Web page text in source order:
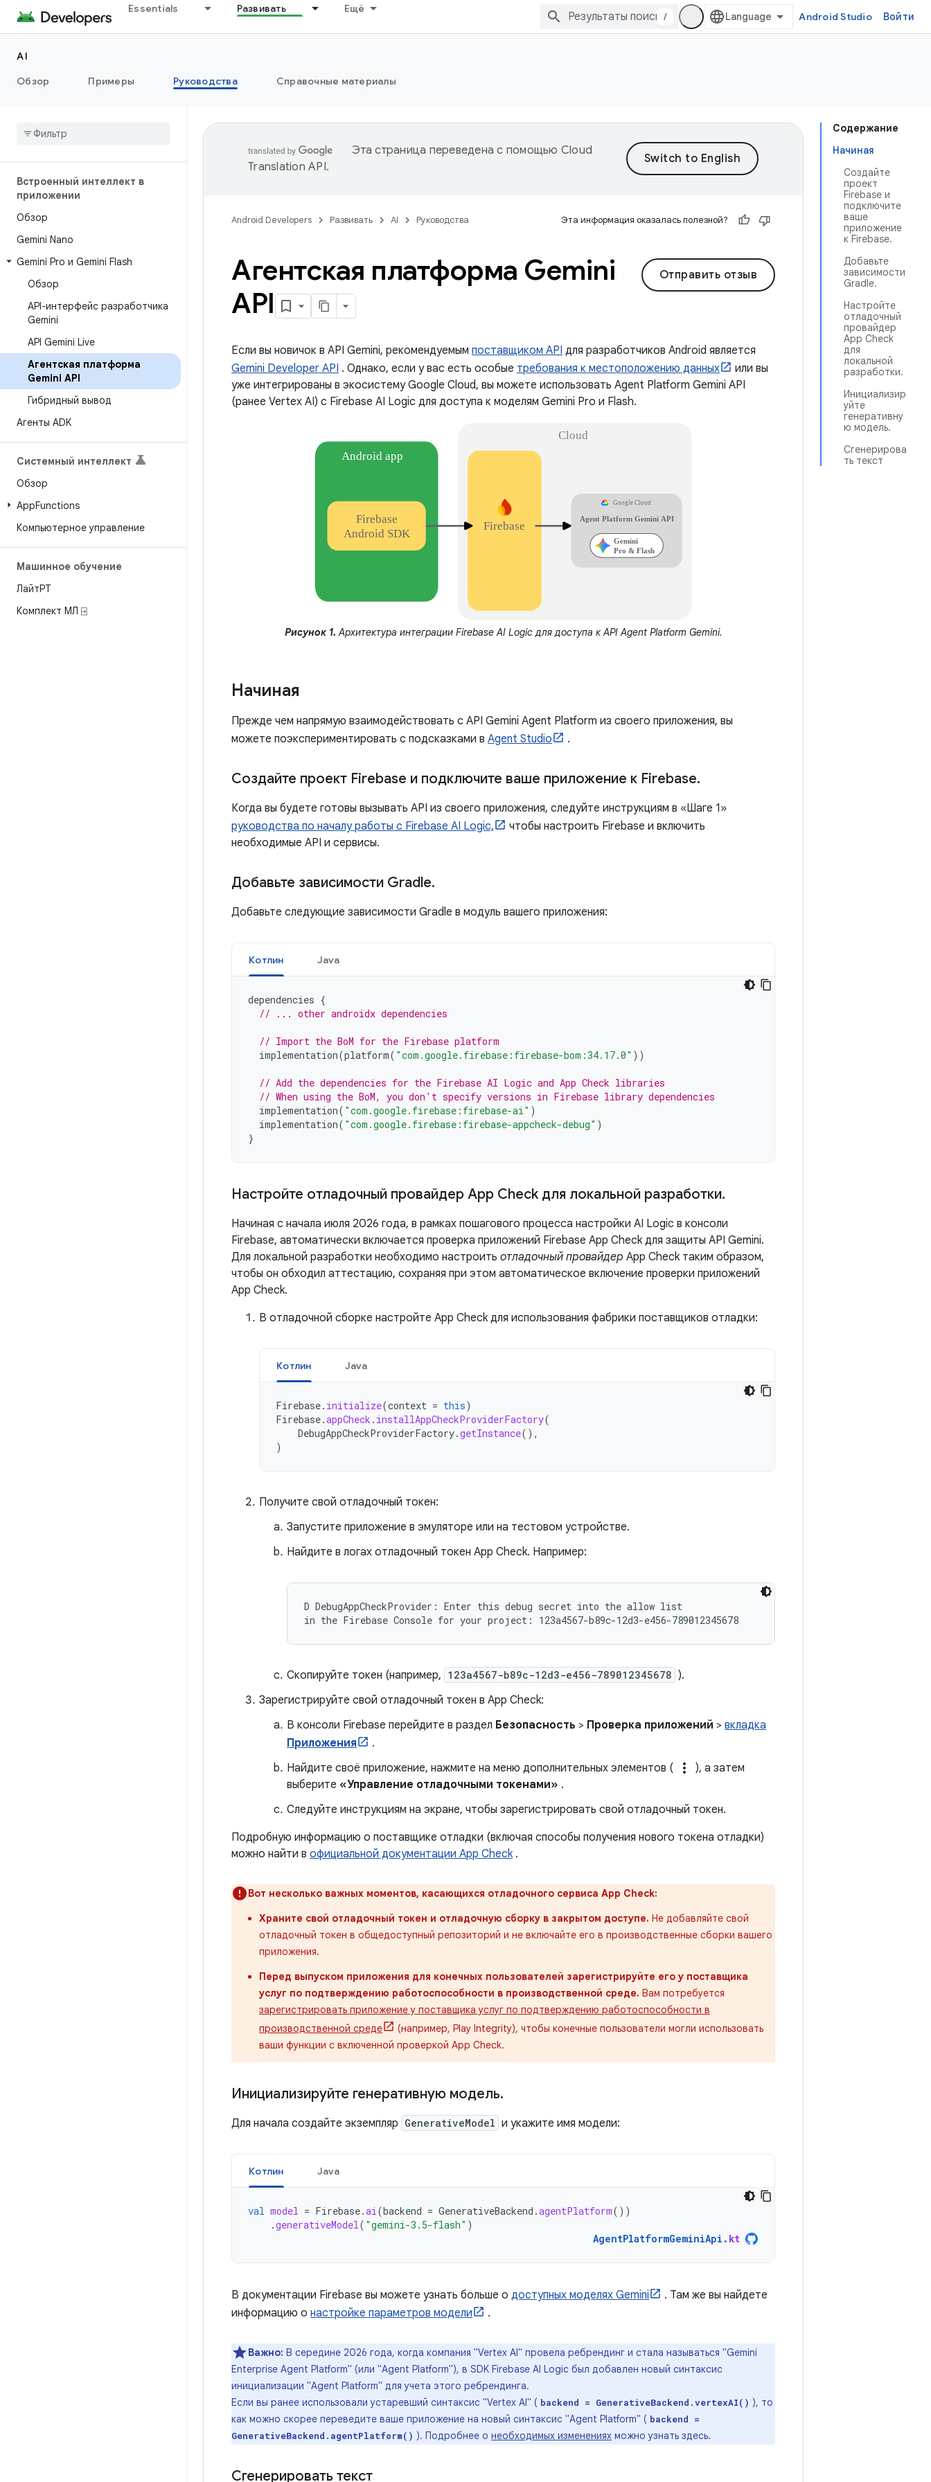
Essentials Развивать Ещё
/ Android Studio Войти
AI
Обзор
Примеры Руководства Справочные материалы
Встроенный интеллект в
приложении
Обзор
Gemini Nano
Gemini Pro и Gemini Flash
Обзор
API-интерфейс разработчика
Gemini
API Gemini Live
Агентская платформа
Gemini API
Гибридный вывод
Агенты ADK
Системный интеллект
Обзор
AppFunctions
Компьютерное управление
Машинное обучение
ЛайтРТ
Комплект МЛ ⍈
Содержание
Начиная
Создайте
проект
Firebase и
подключите
ваше
приложение
к Firebase.
Добавьте
зависимости
Gradle.
Настройте
отладочный
провайдер
App Check
для
локальной
разработки.
Инициализир
уйте
генеративну
ю модель.
Сгенерирова
ть текст
Эта страница переведена с помощью Cloud
Translation API.
Android Developers Развивать AI Руководства Эта информация оказалась полезной?
Отправить отзыв
Агентская платформа Gemini
API
Если вы новичок в API Gemini, рекомендуемым поставщиком API для разработчиков Android является
Gemini Developer API . Однако, если у вас есть особые требования к местоположению данных
или вы
уже интегрированы в экосистему Google Cloud, вы можете использовать Agent Platform Gemini API
(ранее Vertex AI) с Firebase AI Logic для доступа к моделям Gemini Pro и Flash.
Рисунок 1. Архитектура интеграции Firebase AI Logic для доступа к API Agent Platform Gemini.
Начиная
Прежде чем напрямую взаимодействовать с API Gemini Agent Platform из своего приложения, вы
можете поэкспериментировать с подсказками в Agent Studio .
Создайте проект Firebase и подключите ваше приложение к Firebase.
Когда вы будете готовы вызывать API из своего приложения, следуйте инструкциям в «Шаге 1»
руководства по началу работы с Firebase AI Logic,
чтобы настроить Firebase и включить
необходимые API и сервисы.
Добавьте зависимости Gradle.
Добавьте следующие зависимости Gradle в модуль вашего приложения:
Котлин Java
dependencies {
// ... other androidx dependencies
// Import the BoM for the Firebase platform
implementation(platform( "com.google.firebase:firebase-bom:34.17.0" ))
// Add the dependencies for the Firebase AI Logic and App Check libraries
// When using the BoM, you don't specify versions in Firebase library dependencies
implementation( "com.google.firebase:firebase-ai" )
implementation( "com.google.firebase:firebase-appcheck-debug" )
}
Настройте отладочный провайдер App Check для локальной разработки.
Начиная с начала июля 2026 года, в рамках пошагового процесса настройки AI Logic в консоли
Firebase, автоматически включается проверка приложений Firebase App Check для защиты API Gemini.
Для локальной разработки необходимо настроить отладочный провайдер App Check таким образом,
чтобы он обходил аттестацию, сохраняя при этом автоматическое включение проверки приложений
App Check.
В отладочной сборке настройте App Check для использования фабрики поставщиков отладки:
Котлин Java
Firebase. initialize(context = this)
Firebase.appCheck . installAppCheckProviderFactory(
DebugAppCheckProviderFactory.getInstance(),
)
Получите свой отладочный токен:
Запустите приложение в эмуляторе или на тестовом устройстве.
Найдите в логах отладочный токен App Check. Например:
D DebugAppCheckProvider: Enter this debug secret into the allow list
Скопируйте токен (например, 123a4567-b89c-12d3-e456-789012345678 ).
Зарегистрируйте свой отладочный токен в App Check:
В консоли Firebase перейдите в раздел Безопасность > Проверка приложений > вкладка
Приложения
.
Найдите своё приложение, нажмите на меню дополнительных элементов (
more_vert
), а затем
выберите «Управление отладочными токенами» .
Следуйте инструкциям на экране, чтобы зарегистрировать свой отладочный токен.
Подробную информацию о поставщике отладки (включая способы получения нового токена отладки)
можно найти в официальной документации App Check.
Вот несколько важных моментов, касающихся отладочного сервиса App Check:
Храните свой отладочный токен и отладочную сборку в закрытом доступе. Не добавляйте свой
отладочный токен в общедоступный репозиторий и не включайте его в производственные сборки вашего
приложения.
Перед выпуском приложения для конечных пользователей зарегистрируйте его у поставщика
услуг по подтверждению работоспособности в производственной среде. Вам потребуется
зарегистрировать приложение у поставщика услуг по подтверждению работоспособности в
производственной среде
(например, Play Integrity), чтобы конечные пользователи могли использовать
ваши функции с включенной проверкой App Check.
Инициализируйте генеративную модель.
Для начала создайте экземпляр GenerativeModel и укажите имя модели:
Котлин Java
val model = Firebase.ai(backend = GenerativeBackend .agentPlatform())
.generativeModel( "gemini-3.5-flash" )
AgentPlatformGeminiApi . kt
В документации Firebase вы можете узнать больше о доступных моделях Gemini
. Там же вы найдете
информацию о настройке параметров модели .
Важно: В середине 2026 года, когда компания "Vertex AI" провела ребрендинг и стала называться "Gemini
Enterprise Agent Platform" (или "Agent Platform"), в SDK Firebase AI Logic был добавлен новый синтаксис
инициализации "Agent Platform" для учета этого ребрендинга.
Если вы ранее использовали устаревший синтаксис "Vertex AI" ( backend = GenerativeBackend.vertexAI() ), то
как можно скорее переведите ваше приложение на новый синтаксис "Agent Platform" ( backend =
GenerativeBackend.agentPlatform() ). Подробнее о необходимых изменениях можно узнать здесь.
Сгенерировать текст